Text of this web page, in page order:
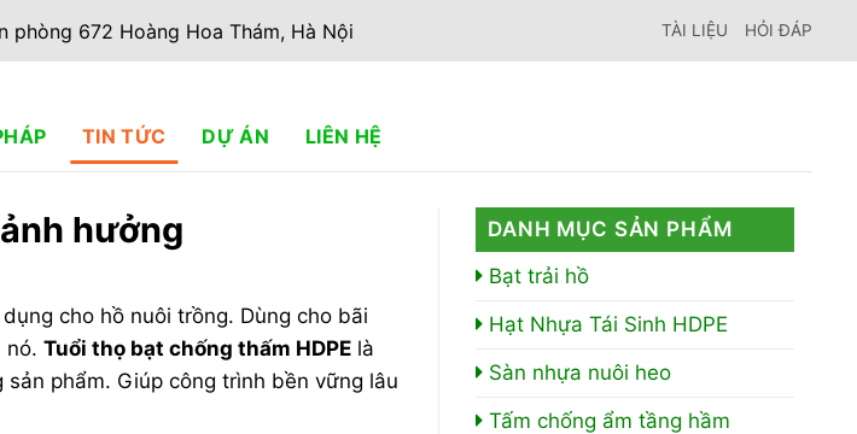
672 Hoàng Hoa Thám, Hà Nội TÀI LIỆU HỎI ĐÁP
TIN TỨC DỰ ÁN LIÊN HỆ
hưởng
cho hồ nuôi trồng. Dùng cho bãi
nó. Tuổi thọ bạt chống thấm HDPE là
phẩm. Giúp công trình bền vững lâu
DANH MỤC SẢN PHẨM
Bạt trải hồ
Hạt Nhựa Tái Sinh HDPE
Sàn nhựa nuôi heo
Tấm chống ẩm tầng hầm